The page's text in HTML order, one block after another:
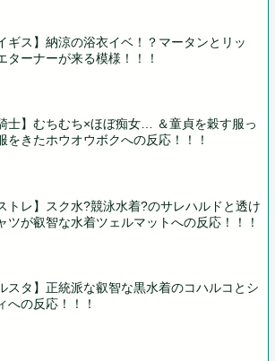
ギス】納涼の浴衣イベ！？マータンとリッ
ターナーが来る模様！！！
士】むちむち×ほぼ痴女… ＆童貞を穀す服っ
をきたホウオウボクへの反応！！！
トレ】スク水?競泳水着?のサレハルドと透け
ツが叡智な水着ツェルマットへの反応！！！
スタ】正統派な叡智な黒水着のコハルコとシ
への反応！！！